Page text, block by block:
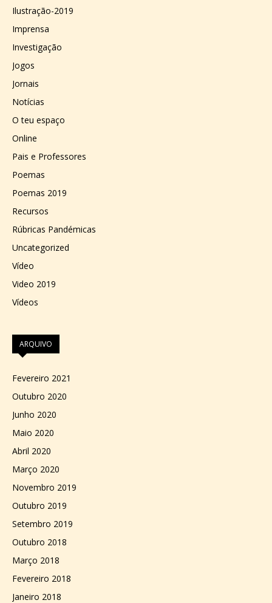
Ilustração-2019
Imprensa
Investigação
Jogos
Jornais
Notícias
O teu espaço
Online
Pais e Professores
Poemas
Poemas 2019
Recursos
Rúbricas Pandémicas
Uncategorized
Vídeo
Video 2019
Vídeos
ARQUIVO
Fevereiro 2021
Outubro 2020
Junho 2020
Maio 2020
Abril 2020
Março 2020
Novembro 2019
Outubro 2019
Setembro 2019
Outubro 2018
Março 2018
Fevereiro 2018
Janeiro 2018